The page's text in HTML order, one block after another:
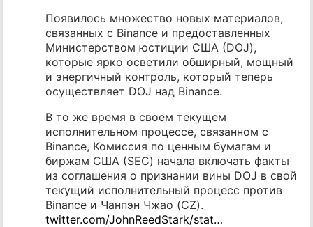
Появилось множество новых материалов,
связанных с Binance и предоставленных
Министерством юстиции США (DOJ),
которые ярко осветили обширный, мощный
и энергичный контроль, который теперь
осуществляет DOJ над Binance.
В то же время в своем текущем
исполнительном процессе, связанном с
Binance, Комиссия по ценным бумагам и
биржам США (SEC) начала включать факты
из соглашения о признании вины DOJ в свой
текущий исполнительный процесс против
Binance и Чанпэн Чжао (CZ).
twitter.com/JohnReedStark/stat…